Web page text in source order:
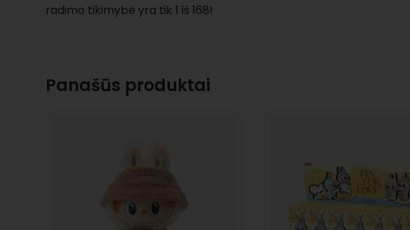
radimo tikimybė yra tik 1 iš 168!
Panašūs produktai